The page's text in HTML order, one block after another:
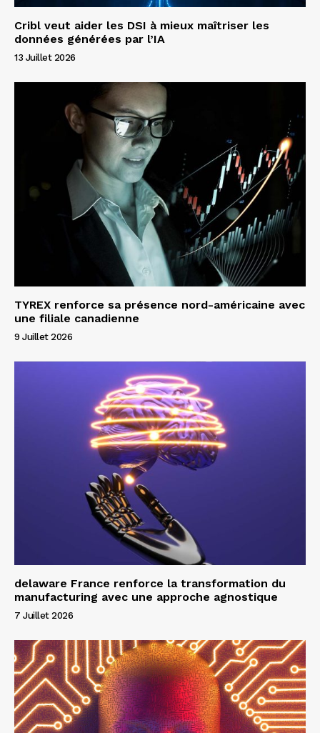
Cribl veut aider les DSI à mieux maîtriser les
données générées par l’IA
13 Juillet 2026
TYREX renforce sa présence nord-américaine avec
une filiale canadienne
9 Juillet 2026
delaware France renforce la transformation du
manufacturing avec une approche agnostique
7 Juillet 2026